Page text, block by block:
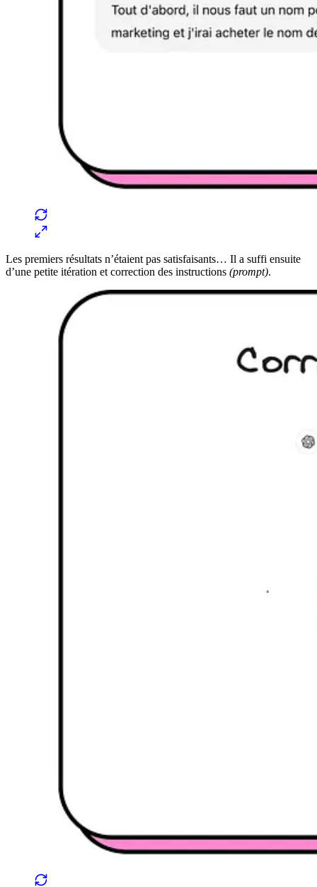
Les premiers résultats n’étaient pas satisfaisants… Il a suffi ensuite
d’une petite itération et correction des instructions (prompt).